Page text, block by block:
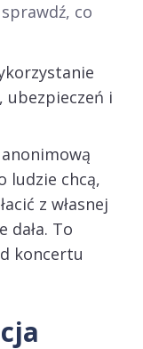
co
i
ludzie chcą,
z własnej
dała. To
koncertu